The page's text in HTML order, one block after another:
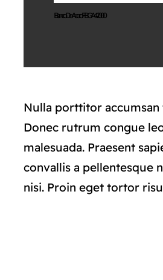
Banco De Acero FBGA42000
Nulla porttitor accumsan
Donec rutrum congue
malesuada. Praesent
convallis a pellentesque
nisi. Proin eget tortor